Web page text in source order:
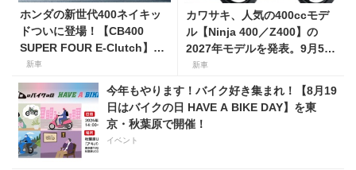
ホンダの新世代400ネイキッ
ドついに登場！【CB400
SUPER FOUR E-Clutch】8
月21日に発売！ 価格99万
8800円
新車
カワサキ、人気の400ccモデ
ル【Ninja 400／Z400】の
2027年モデルを発表。9月5日
より販売開始！
新車
今年もやります！バイク好き集まれ！【8月19
日はバイクの日 HAVE A BIKE DAY】を東
京・秋葉原で開催！
イベント